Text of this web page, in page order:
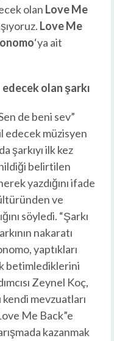
olan Love Me
Love Me
‘ya ait
olan şarkı
de beni sev”
edecek müzisyen
şarkıyı ilk kez
belirtilen
yazdığını ifade
ve
söyledi. “Şarkı
nakaratı
yaptıkları
betimlediklerini
Zeynel Koç,
kendi mevzuatları
Me Back”e
kazanmak